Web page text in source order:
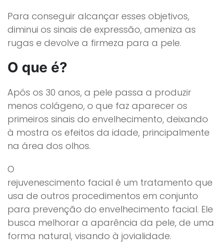
Para conseguir alcançar esses objetivos,
diminui os sinais de expressão, ameniza as
rugas e devolve a firmeza para a pele.
O que é?
Após os 30 anos, a pele passa a produzir
menos colágeno, o que faz aparecer os
primeiros sinais do envelhecimento, deixando
à mostra os efeitos da idade, principalmente
na área dos olhos.
O
rejuvenescimento facial é um tratamento que
usa de outros procedimentos em conjunto
para prevenção do envelhecimento facial. Ele
busca melhorar a aparência da pele, de uma
forma natural, visando à jovialidade.